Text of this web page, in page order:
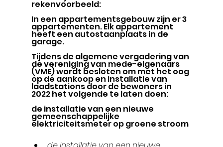
rekenvoorbeeld:
In een appartementsgebouw zijn er 3
appartementen. Elk appartement
heeft een autostaanplaats in de
garage.
Tijdens de algemene vergadering van
de vereniging van mede-eigenaars
(VME) wordt besloten om met het oog
op de aankoop en installatie van
laadstations door de bewoners in
2022 het volgende te laten doen:
de installatie van een nieuwe
gemeenschappelijke
elektriciteitsmeter op groene stroom